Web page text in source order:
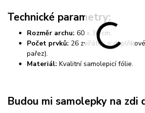
Technické parametry:
Rozměr archu: 60 x 30 cm.
Počet prvků: 26 zvířátek +
pařez).
Materiál: Kvalitní samolepicí fólie.
Budou mi samolepky na zdi